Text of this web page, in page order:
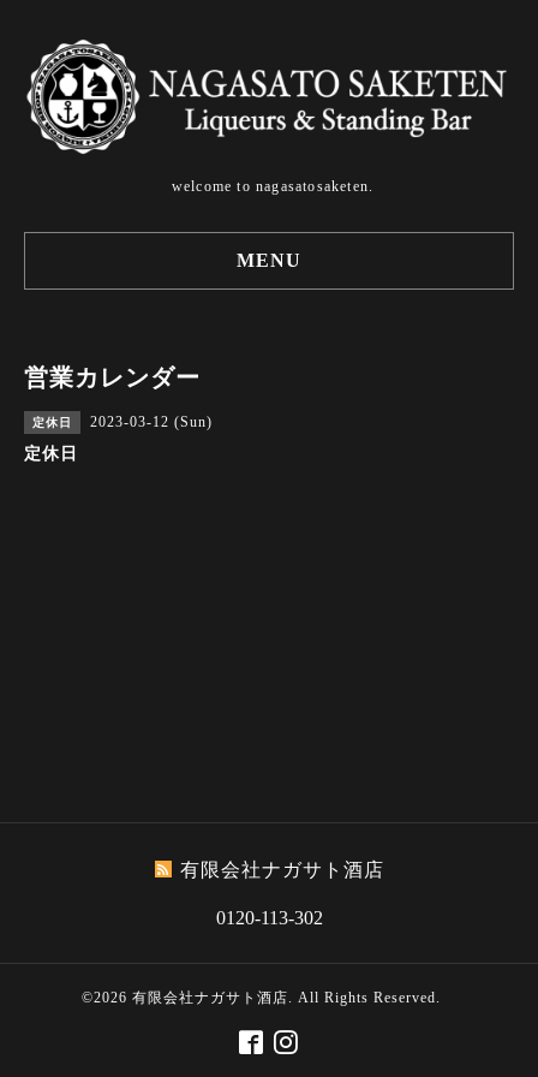
welcome to nagasatosaketen.
MENU
営業カレンダー
定休日 2023-03-12 (Sun)
定休日
有限会社ナガサト酒店
0120-113-302
©2026 有限会社ナガサト酒店. All Rights Reserved.